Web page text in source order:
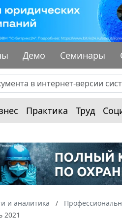
Демо Семинары
Практика Труд
и аналитика
2021